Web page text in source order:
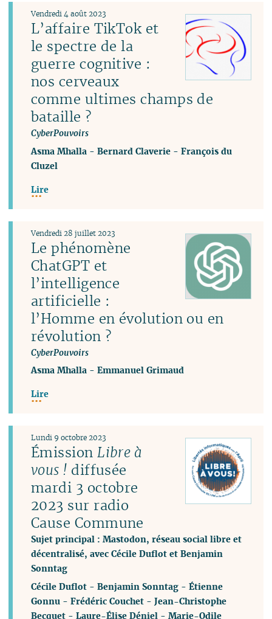
L’affaire TikTok et
le spectre de la
guerre cognitive :
nos cerveaux
comme ultimes champs de
bataille ?
CyberPouvoirs
Vendredi 4 août 2023
Asma Mhalla -Bernard Claverie -François du
Cluzel
Lire
Le phénomène
ChatGPT et
l’intelligence
artificielle :
l’Homme en évolution ou en
révolution ?
CyberPouvoirs
Vendredi 28 juillet 2023
Asma Mhalla -Emmanuel Grimaud
Lire
ÉmissionLibre à
vous ! diffusée
mardi 3 octobre
2023 sur radio
Cause Commune
Sujet principal : Mastodon, réseau social libre et
décentralisé, avec Cécile Duflot et Benjamin
Sonntag
Lundi 9 octobre 2023
Cécile Duflot -Benjamin Sonntag -Étienne
Gonnu -Frédéric Couchet -Jean-Christophe
Becquet -Laure-Élise Déniel -Marie-Odile